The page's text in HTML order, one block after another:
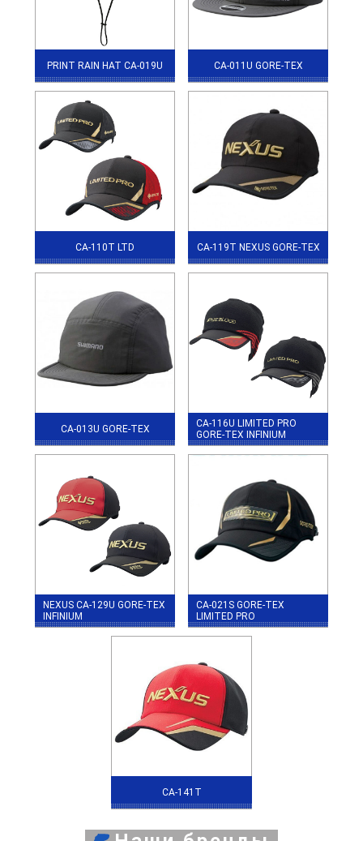
PRINT RAIN HAT CA-019U CA-011U GORE-TEX
CA-110T LTD CA-119T NEXUS GORE-TEX
CA-013U GORE-TEX
CA-116U LIMITED PRO
GORE-TEX INFINIUM
NEXUS CA-129U GORE-TEX
INFINIUM
CA-021S GORE-TEX
LIMITED PRO
CA-141T